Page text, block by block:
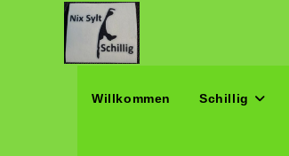
Willkommen Schillig